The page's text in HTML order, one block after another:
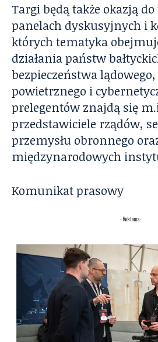
Targi będą także okazją
panelach dyskusyjnych i
których tematyka
działania państw
bezpieczeństwa
powietrznego i
prelegentów znajdą się
przedstawiciele rządów,
przemysłu obronnego
międzynarodowych
Komunikat prasowy
- Reklama -